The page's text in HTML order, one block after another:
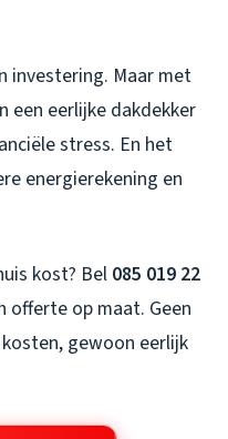
investering. Maar met
een eerlijke dakdekker
stress. En het
energierekening en
kost? Bel085 019 22
offerte op maat. Geen
gewoon eerlijk